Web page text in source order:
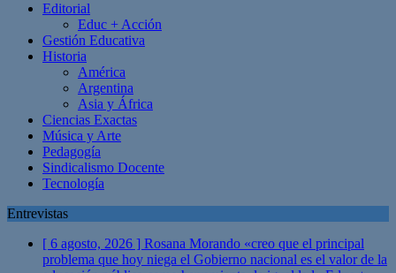
Editorial
Educ + Acción
Gestión Educativa
Historia
América
Argentina
Asia y África
Ciencias Exactas
Música y Arte
Pedagogía
Sindicalismo Docente
Tecnología
Entrevistas
[ 6 agosto, 2026 ] Rosana Morando «creo que el principal
problema que hoy niega el Gobierno nacional es el valor de la